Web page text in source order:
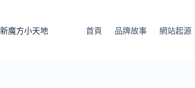
主
新魔方小天地 首頁 品牌故事 網站起源